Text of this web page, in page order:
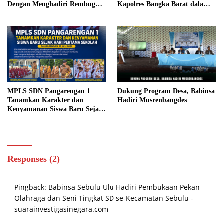
Dengan Menghadiri Rembug
Kapolres Bangka Barat dalam
MPLS SDN Pangarengan 1
Tanamkan Karakter dan
Kenyamanan Siswa Baru Sejak
Dukung Program Desa, Babinsa
Hadiri Musrenbangdes
Responses (2)
Pingback: Babinsa Sebulu Ulu Hadiri Pembukaan Pekan
Olahraga dan Seni Tingkat SD se-Kecamatan Sebulu -
suarainvestigasinegara.com